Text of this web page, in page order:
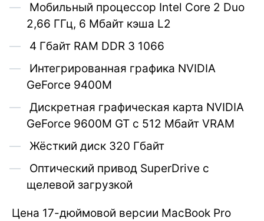
Мобильный процессор Intel Core 2 Duo
2,66 ГГц, 6 Мбайт кэша L2
4 Гбайт RAM DDR 3 1066
Интегрированная графика NVIDIA
GeForce 9400M
Дискретная графическая карта NVIDIA
GeForce 9600M GT с 512 Мбайт VRAM
Жёсткий диск 320 Гбайт
Оптический привод SuperDrive с
щелевой загрузкой
Цена 17-дюймовой версии MacBook Pro